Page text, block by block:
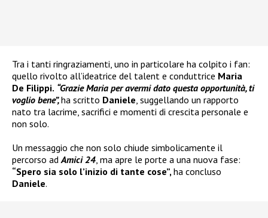
Tra i tanti ringraziamenti, uno in particolare ha colpito i fan:
quello rivolto all’ideatrice del talent e conduttrice Maria
De Filippi. “Grazie Maria per avermi dato questa opportunità, ti
voglio bene”,ha scritto Daniele, suggellando un rapporto
nato tra lacrime, sacrifici e momenti di crescita personale e
non solo.
Un messaggio che non solo chiude simbolicamente il
percorso adAmici 24, ma apre le porte a una nuova fase:
“Spero sia solo l’inizio di tante cose”,ha concluso
Daniele.